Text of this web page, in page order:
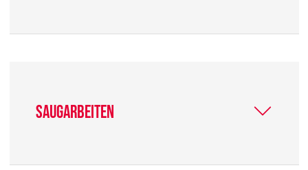
Saugarbeiten